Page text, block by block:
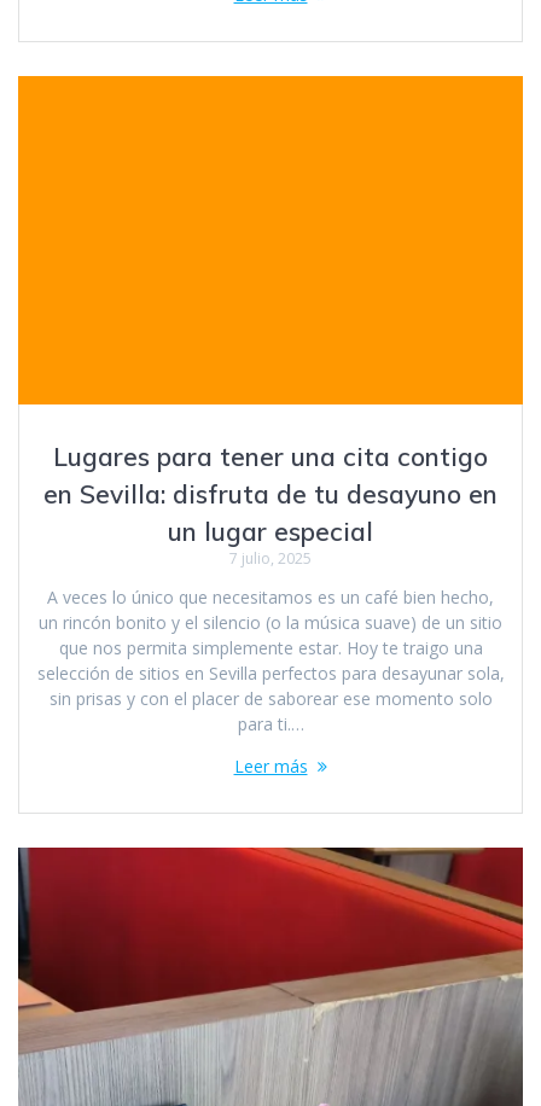
Lugares para tener una cita contigo
en Sevilla: disfruta de tu desayuno en
un lugar especial
7 julio, 2025
A veces lo único que necesitamos es un café bien hecho,
un rincón bonito y el silencio (o la música suave) de un sitio
que nos permita simplemente estar. Hoy te traigo una
selección de sitios en Sevilla perfectos para desayunar sola,
sin prisas y con el placer de saborear ese momento solo
para ti.…
Leer más